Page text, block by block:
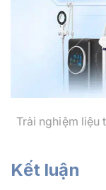
Trải nghiệm liệu
Kết luận